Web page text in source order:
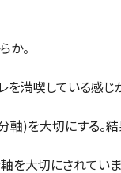
か。
満喫している感じ
)を大切にする。結
を大切にされていま